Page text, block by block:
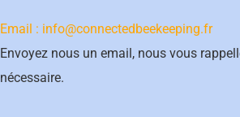
Email : info@connectedbeekeeping.fr
Envoyez nous un email, nous vous
nécessaire.